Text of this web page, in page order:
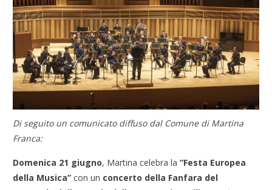
Di seguito un comunicato diffuso dal Comune di Martina
Franca:
Domenica 21 giugno, Martina celebra la“Festa Europea
della Musica” con un concerto della Fanfara del